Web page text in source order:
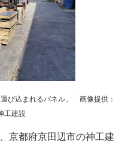
び込まれるパネル。 画像提供：
工建設
京都府京田辺市の神工建